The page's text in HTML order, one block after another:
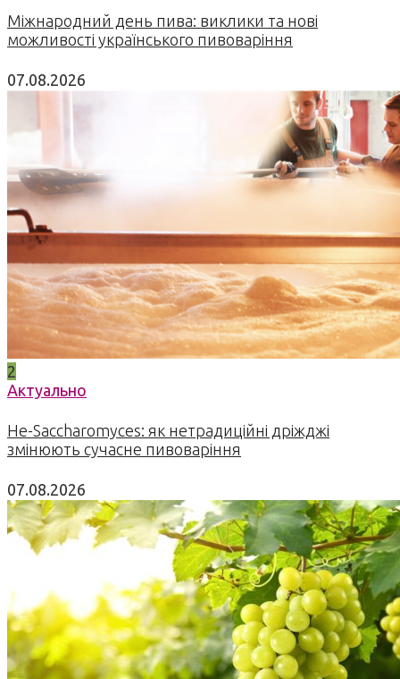
Міжнародний день пива: виклики та нові
можливості українського пивоваріння
07.08.2026
2
Актуально
Не-Saccharomyces: як нетрадиційні дріжджі
змінюють сучасне пивоваріння
07.08.2026